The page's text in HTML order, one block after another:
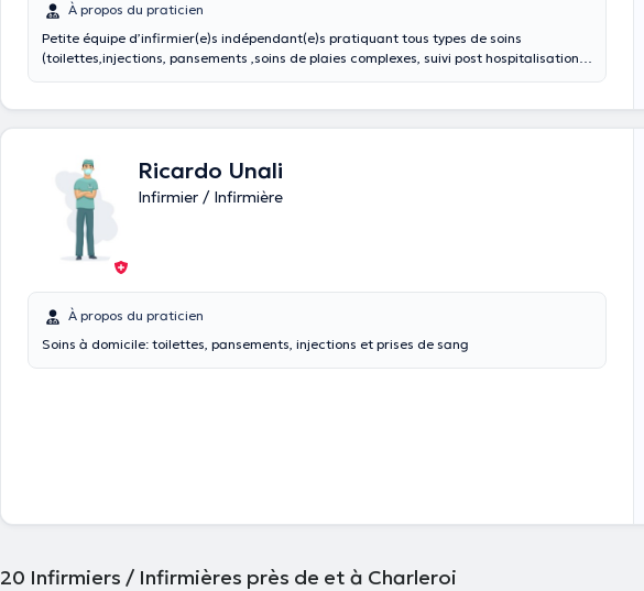
À propos du praticien
Petite équipe d’infirmier(e)s indépendant(e)s pratiquant tous types de soins
(toilettes,injections, pansements ,soins de plaies complexes, suivi post hospitalisation,
Ricardo Unali
Infirmier / Infirmière
À propos du praticien
Soins à domicile: toilettes, pansements, injections et prises de sang
20 Infirmiers / Infirmières près de et à Charleroi